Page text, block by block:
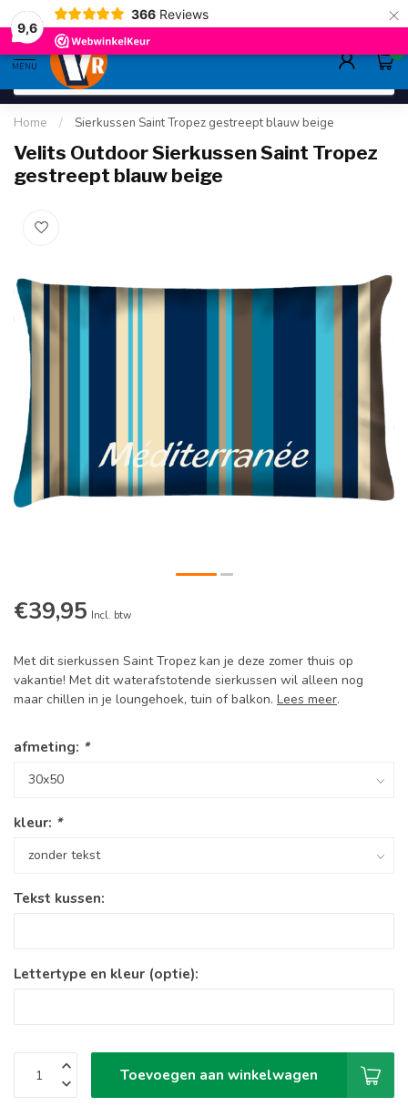
9,6
366 Reviews ×
gratis verzending>80,-
MENU
0
Home / Sierkussen Saint Tropez gestreept blauw beige
Velits Outdoor Sierkussen Saint Tropez
gestreept blauw beige
€39,95 Incl. btw
Met dit sierkussen Saint Tropez kan je deze zomer thuis op
vakantie! Met dit waterafstotende sierkussen wil alleen nog
maar chillen in je loungehoek, tuin of balkon. Lees meer.
afmeting: *
kleur: *
Tekst kussen:
Lettertype en kleur (optie):
Toevoegen aan winkelwagen